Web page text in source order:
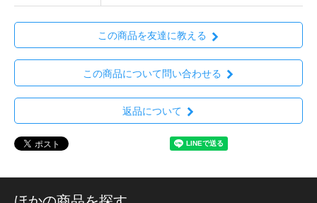
この商品を友達に教える
この商品について問い合わせる
返品について